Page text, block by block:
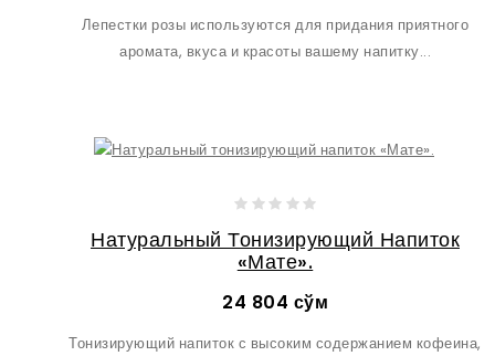
Лепестки розы используются для придания приятного
аромата, вкуса и красоты вашему напитку...
Натуральный Тонизирующий Напиток
«Мате».
24 804 сўм
Тонизирующий напиток с высоким содержанием кофеина,